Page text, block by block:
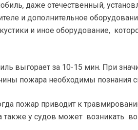
даже отечественный,
и дополнительное
и иное оборудование,
выгорает за 10-15 мин. При
пожара необходимы
пожар приводит к
также у судов может возникать